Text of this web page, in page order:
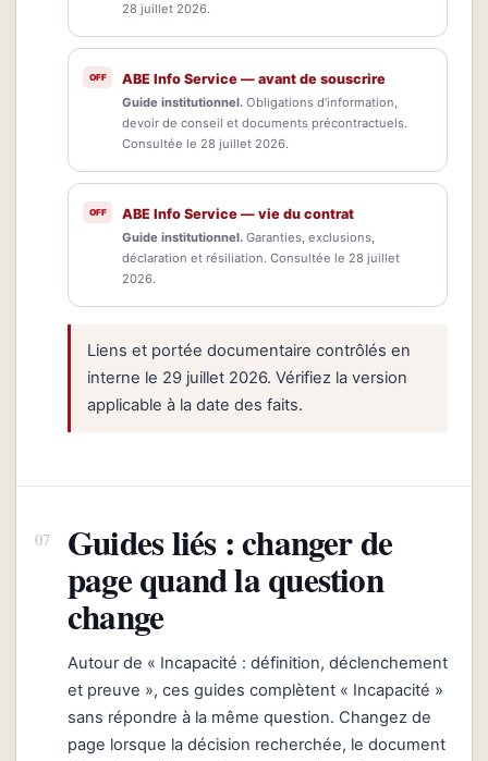
28 juillet 2026.
ABE Info Service — avant de souscrire
Guide institutionnel. Obligations d’information,
devoir de conseil et documents précontractuels.
Consultée le 28 juillet 2026.
ABE Info Service — vie du contrat
Guide institutionnel. Garanties, exclusions,
déclaration et résiliation. Consultée le 28 juillet
2026.
Liens et portée documentaire contrôlés en
interne le 29 juillet 2026. Vérifiez la version
applicable à la date des faits.
Guides liés : changer de
page quand la question
change
Autour de « Incapacité : définition, déclenchement
et preuve », ces guides complètent « Incapacité »
sans répondre à la même question. Changez de
page lorsque la décision recherchée, le document